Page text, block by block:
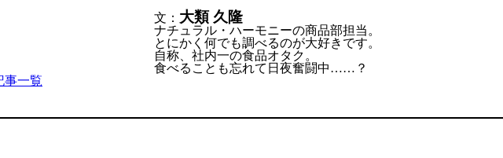
文： 大類 久隆
ナチュラル・ハーモニーの商品部担当。
とにかく何でも調べるのが大好きです。
自称、社内一の食品オタク。
食べることも忘れて日夜奮闘中……？
一覧